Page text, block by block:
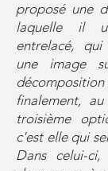
proposé une
laquelle il
entrelacé,
une image
finalement,
troisième
c'est elle qui
Dans celui-